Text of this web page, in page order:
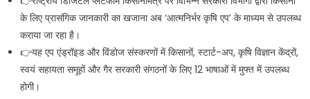
के लिए प्रासंगिक जानकारी का खजाना अब ‘आत्मनिर्भर कृषि एप’ के माध्यम से उपलब्ध
कराया जा रहा है।
👉यह एप एंड्रॉइड और विंडोज संस्करणों में किसानों, स्टार्ट-अप, कृषि विज्ञान केंद्रों,
स्वयं सहायता समूहों और गैर सरकारी संगठनों के लिए 12 भाषाओं में मुफ्त में उपलब्ध
होगी।